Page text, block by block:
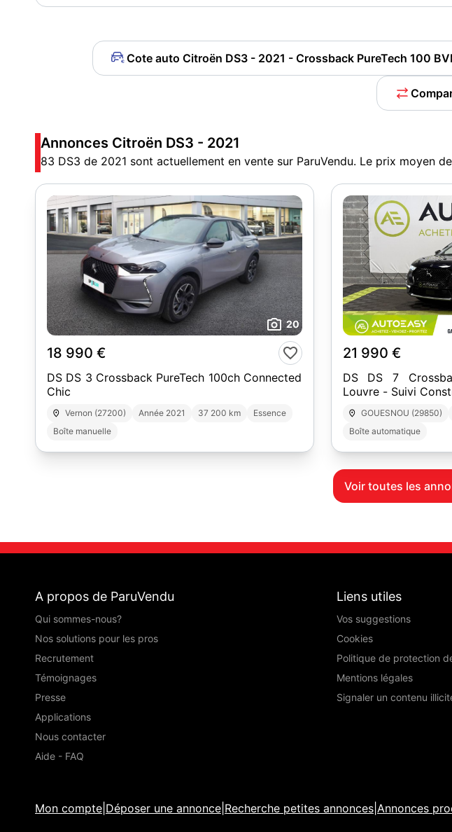
Cote auto Citroën DS3 - 2021 - Crossback PureTech 100
Annonces Citroën DS3 - 2021
83 DS3 de 2021 sont actuellement en vente sur ParuVendu. Le prix moyen
20
18 990 €
DS DS 3 Crossback PureTech 100ch Connected
Chic
Vernon (27200) Année 2021 37 200 km
Essence
Boîte manuelle
21 990 €
DS DS 7
Louvre - Suivi
GOUESNOU (29850)
Boîte automatique
Voir toutes les
A propos de ParuVendu
Qui sommes-nous?
Nos solutions pour les pros
Recrutement
Témoignages
Presse
Applications
Nous contacter
Aide - FAQ
Liens utiles
Vos suggestions
Cookies
Politique de protection
Mentions légales
Signaler un contenu
Mon compte Déposer une annonce Recherche petites annonces Annonces